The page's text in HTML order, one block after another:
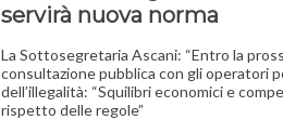
servirà nuova norma
La Sottosegretaria Ascani: “Entro la
consultazione pubblica con gli operatori
dell’illegalità: “Squilibri economici e
rispetto delle regole”